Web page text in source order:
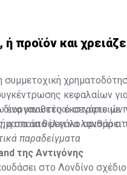
ή προϊόν και
κεφαλαίων
από μεγάλο αριθμό
υποθετικό σενάριο με
η οποία θέλει να λανσάρει
παραδείγματα
της Αντιγόνης
στο Λονδίνο